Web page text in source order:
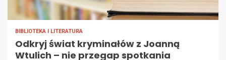
BIBLIOTEKA I LITERATURA
Odkryj świat kryminałów z Joanną
Wtulich – nie przegap spotkania